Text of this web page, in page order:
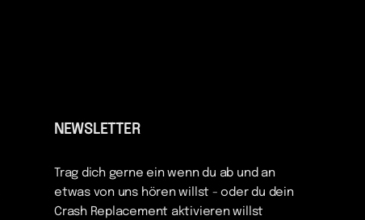
NEWSLETTER
Trag dich gerne ein wenn du ab und an
etwas von uns hören willst - oder du dein
Crash Replacement aktivieren willst